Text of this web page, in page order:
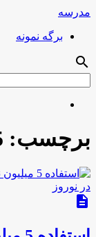
مدرسه
برگه نمونه
search
برچسب:
description